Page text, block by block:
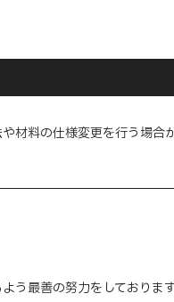
材料の仕様変更を行う場合
う最善の努力をしており